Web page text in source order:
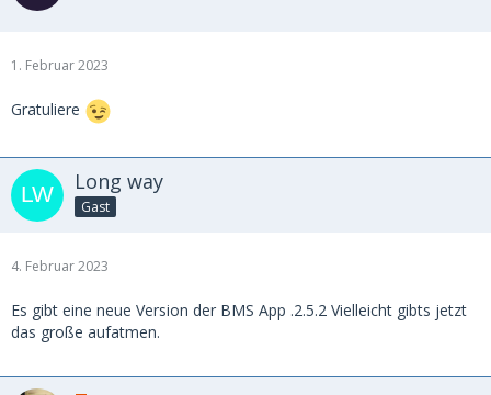
1. Februar 2023
Gratuliere
Long way
Gast
4. Februar 2023
Es gibt eine neue Version der BMS App .2.5.2 Vielleicht gibts jetzt
das große aufatmen.